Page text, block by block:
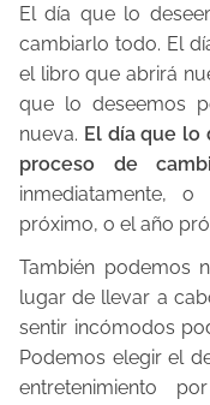
e
m
p
o
d
e
l
e
c
t
u
r
El día que lo
cambiarlo todo. El
el libro que abrirá
que lo deseemos
nueva. El día que lo
proceso de
inmediatamente,
próximo, o el año
También podemos
lugar de llevar a
sentir incómodos
Podemos elegir el
entretenimiento